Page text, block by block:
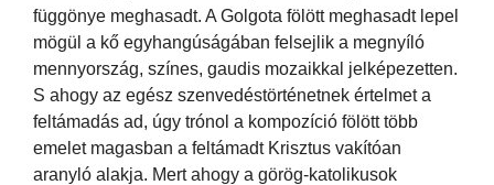
függönye meghasadt. A Golgota fölött meghasadt lepel
mögül a kő egyhangúságában felsejlik a megnyíló
mennyország, színes, gaudis mozaikkal jelképezetten.
S ahogy az egész szenvedéstörténetnek értelmet a
feltámadás ad, úgy trónol a kompozíció fölött több
emelet magasban a feltámadt Krisztus vakítóan
aranyló alakja. Mert ahogy a görög-katolikusok